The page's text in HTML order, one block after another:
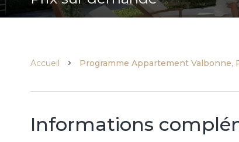
Accueil Programme Appartement Valbonne,
Informations